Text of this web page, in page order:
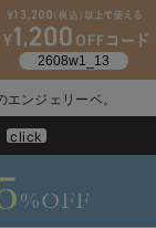
ンジェリーベ。
で送料無料
click